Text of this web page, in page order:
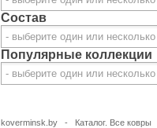
Состав
Популярные коллекции
koverminsk.by - Каталог. Все ковры